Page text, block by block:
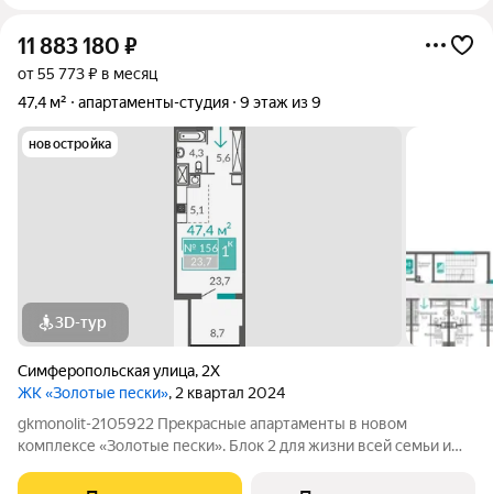
11 883 180 ₽
от 55 773 ₽ в месяц
47,4 м²
апартаменты-студия 9 этаж из 9
новостройка
3D-тур
Симферопольская улица, 2Х
ЖК «Золотые пески», 2 квартал 2024
gkmonolit-2105922 Прекрасные апартаменты в новом
комплексе «Золотые пески». Блок 2 для жизни всей семьи и
НАМ ПРЯМО СЕЙЧАС ДЛЯ КОНСУЛЬТАЦИИ, ПРЕДЛОЖЕНИЕ